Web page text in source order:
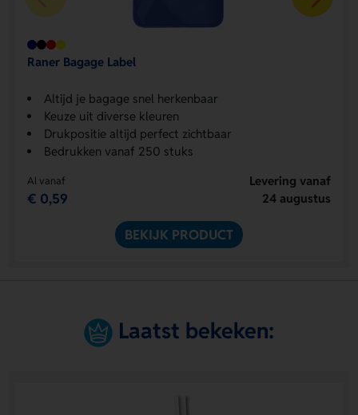
Raner Bagage Label
Altijd je bagage snel herkenbaar
Keuze uit diverse kleuren
Drukpositie altijd perfect zichtbaar
Bedrukken vanaf 250 stuks
Al vanaf
€ 0,59
Levering vanaf
24 augustus
BEKIJK PRODUCT
Laatst bekeken: